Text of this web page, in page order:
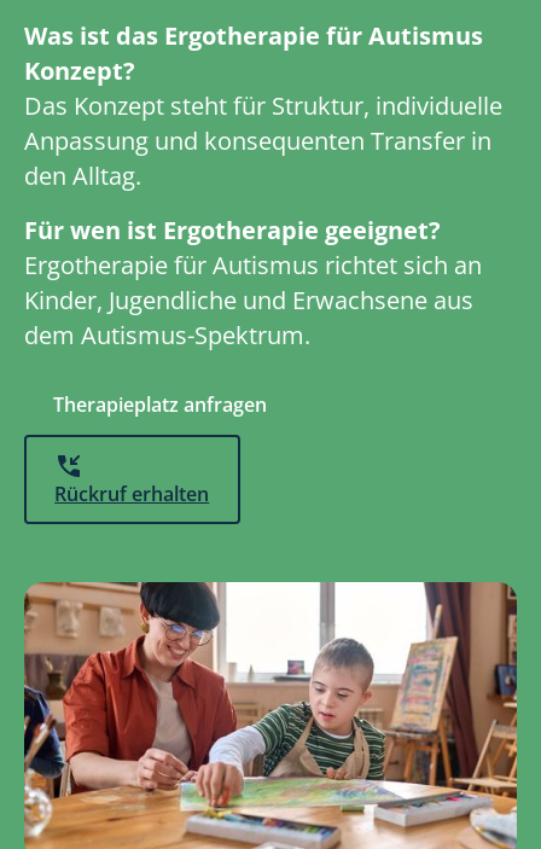
Was ist das Ergotherapie für Autismus
Konzept?
Das Konzept steht für Struktur, individuelle
Anpassung und konsequenten Transfer in
den Alltag.
Für wen ist Ergotherapie geeignet?
Ergotherapie für Autismus richtet sich an
Kinder, Jugendliche und Erwachsene aus
dem Autismus-Spektrum.
Therapieplatz anfragen
Rückruf erhalten